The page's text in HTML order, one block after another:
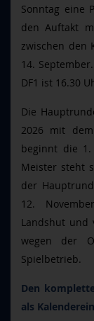
Sonntag eine
den Auftakt
zwischen den
14.
DF1 ist 16.30
Die
2026 mit
beginnt die 1.
Meister steht
der
12.
Landshut und
wegen der
Spielbetrieb.
Den
als